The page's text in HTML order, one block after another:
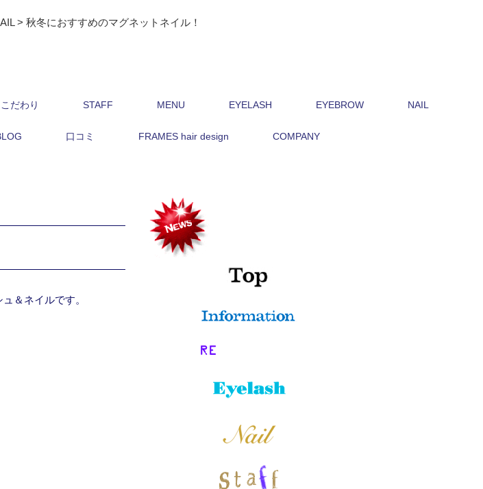
> 秋冬におすすめのマグネットネイル！
こだわり STAFF MENU EYELASH EYEBROW NAIL
口コミ FRAMES hair design COMPANY
＆ネイルです。